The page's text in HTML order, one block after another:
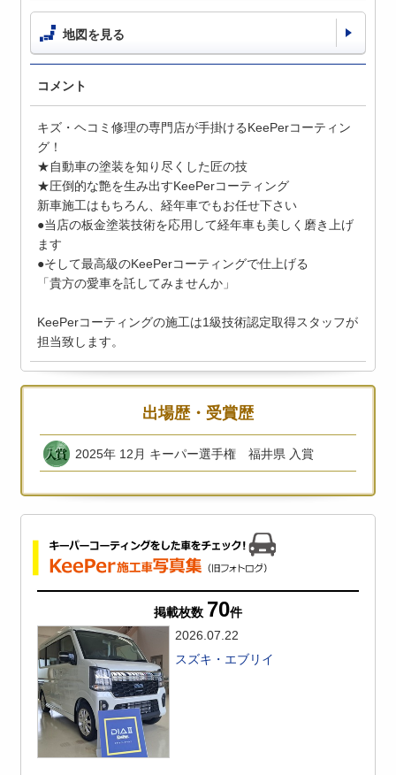
地図を見る
コメント
キズ・ヘコミ修理の専門店が手掛けるKeePerコーティン
グ！
★自動車の塗装を知り尽くした匠の技
★圧倒的な艶を生み出すKeePerコーティング
新車施工はもちろん、経年車でもお任せ下さい
●当店の板金塗装技術を応用して経年車も美しく磨き上げ
ます
●そして最高級のKeePerコーティングで仕上げる
「貴方の愛車を託してみませんか」
KeePerコーティングの施工は1級技術認定取得スタッフが
担当致します。
出場歴・受賞歴
2025年 12月 キーパー選手権 福井県 入賞
掲載枚数 70件
2026.07.22
スズキ・エブリイ